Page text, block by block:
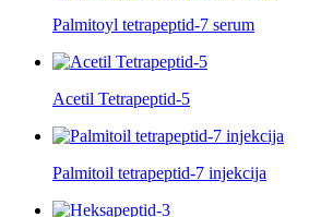
Palmitoyl tetrapeptid-7 serum
Acetil Tetrapeptid-5
Palmitoil tetrapeptid-7 injekcija